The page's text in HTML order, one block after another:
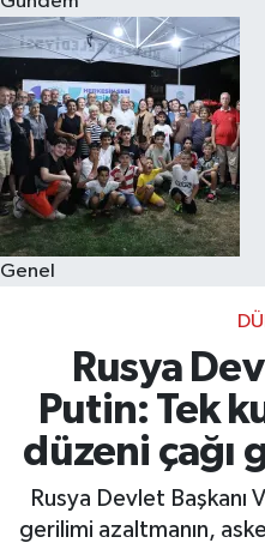
Genel
Rusya
Putin: Tek
düzeni çağı
Rusya Devlet Başkanı
gerilimi azaltmanın,
Eğitim
Sağlık
Dünya
Magazin
Kültür & Sanat
Teknoloji
Bilim
Genel